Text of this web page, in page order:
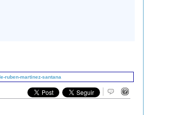
ruben-martinez-santana